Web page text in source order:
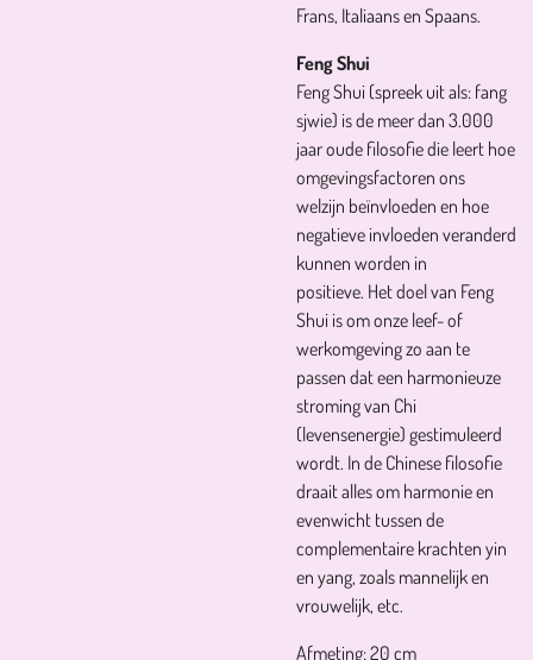
Frans, Italiaans en Spaans.
Feng Shui
Feng Shui (spreek uit als: fang
sjwie) is de meer dan 3.000
jaar oude filosofie die leert hoe
omgevingsfactoren ons
welzijn beïnvloeden en hoe
negatieve invloeden veranderd
kunnen worden in
positieve. Het doel van Feng
Shui is om onze leef- of
werkomgeving zo aan te
passen dat een harmonieuze
stroming van Chi
(levensenergie) gestimuleerd
wordt. In de Chinese filosofie
draait alles om harmonie en
evenwicht tussen de
complementaire krachten yin
en yang, zoals mannelijk en
vrouwelijk, etc.
Afmeting: 20 cm